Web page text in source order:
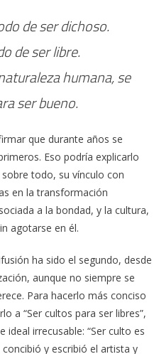
de ser dichoso.
de ser libre.
humana, se
ser bueno.
que durante años se
Eso podría explicarlo
todo, su vínculo con
en la transformación
a la bondad, y la cultura,
agotarse en él.
ha sido el segundo, desde
aunque no siempre se
Para hacerlo más conciso
a “Ser cultos para ser libres”,
ideal irrecusable: “Ser culto es
y escribió el artista y